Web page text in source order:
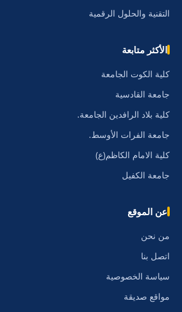
التقنية والحلول الرقمية
الأكثر متابعة
كلية الكوت الجامعة
جامعة القادسية
كلية بلاد الرافدين الجامعة.
جامعة الفرات الأوسط.
كلية الامام الكاظم(ع)
جامعة الكفيل
عن الموقع
من نحن
اتصل بنا
سياسة الخصوصية
مواقع صديقة